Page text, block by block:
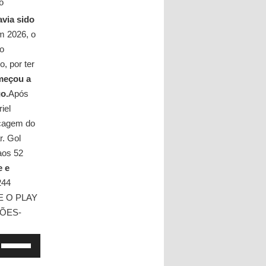
sido
2026, o
por ter
a
Após
do
Gol
52
e
O PLAY